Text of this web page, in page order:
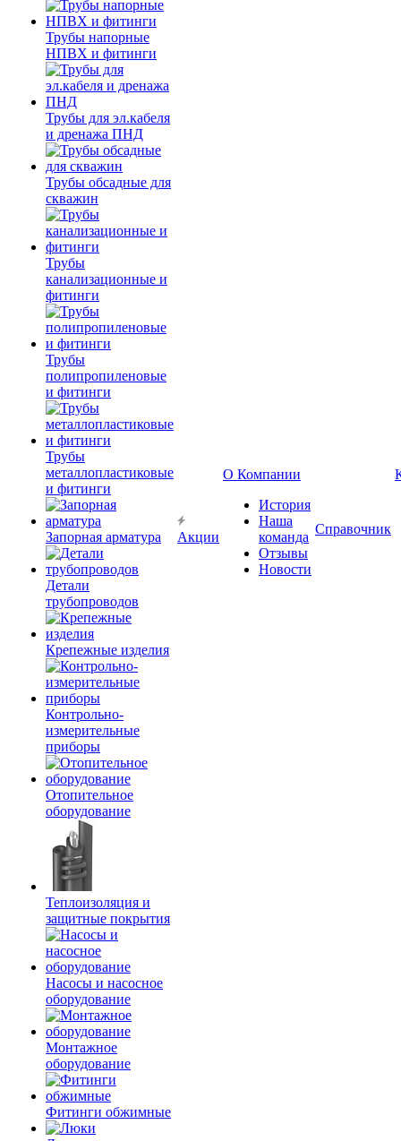
Трубы напорные
НПВХ и фитинги
Трубы для эл.кабеля
и дренажа ПНД
Трубы обсадные для
скважин
Трубы
канализационные и
фитинги
Трубы
полипропиленовые
и фитинги
Трубы
металлопластиковые
и фитинги
Запорная арматура
Детали
трубопроводов
Крепежные изделия
Контрольно-
измерительные
приборы
Отопительное
оборудование
Теплоизоляция и
защитные покрытия
Насосы и насосное
оборудование
Монтажное
оборудование
Фитинги обжимные
Акции
О Компании
История
Наша
команда
Отзывы
Новости
Справочник